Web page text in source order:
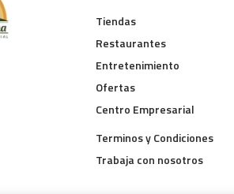
Tiendas
Restaurantes
Entretenimiento
Ofertas
Centro Empresarial
Terminos y Condiciones
Trabaja con nosotros